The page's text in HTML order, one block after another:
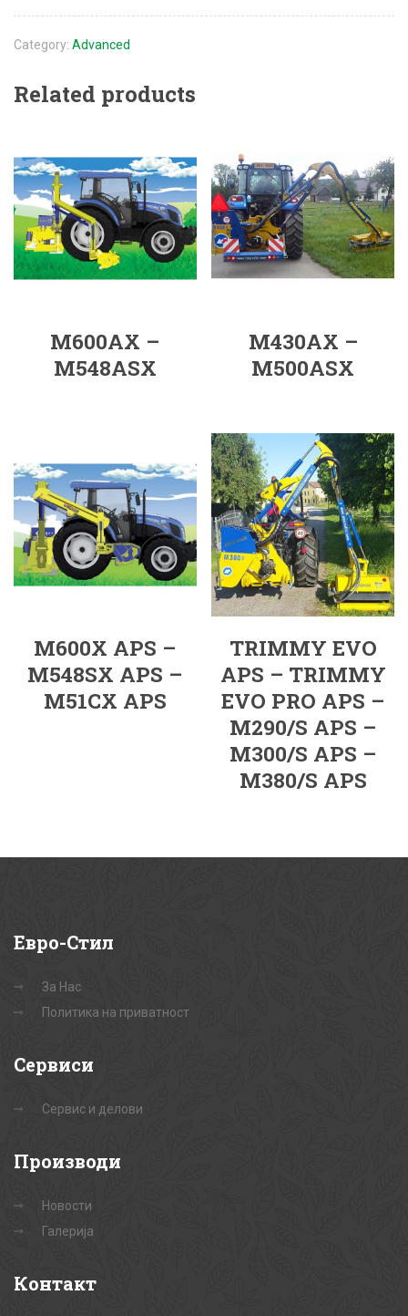
Category: Advanced
Related products
M600AX –
M548ASX
M430AX –
M500ASX
M600X APS –
M548SX APS –
M51CX APS
TRIMMY EVO
APS – TRIMMY
EVO PRO APS –
M290/S APS –
M300/S APS –
M380/S APS
Евро-Стил
За Нас
Политика на приватност
Сервиси
Сервис и делови
Производи
Новости
Галерија
Контакт